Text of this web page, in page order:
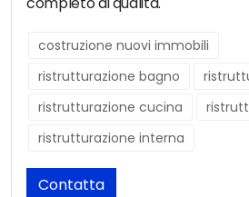
costruzione nuovi immobili
ristrutturazione bagno
ristrutturazione cucina
ristrutturazione interna
Contatta